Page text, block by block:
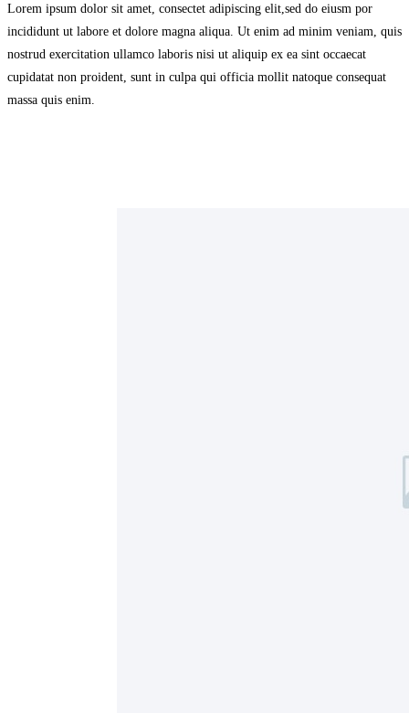
Lorem ipsum dolor sit amet, consectet adipiscing elit,sed do eiusm por
incididunt ut labore et dolore magna aliqua. Ut enim ad minim veniam, quis
nostrud exercitation ullamco laboris nisi ut aliquip ex ea sint occaecat
cupidatat non proident, sunt in culpa qui officia mollit natoque consequat
massa quis enim.